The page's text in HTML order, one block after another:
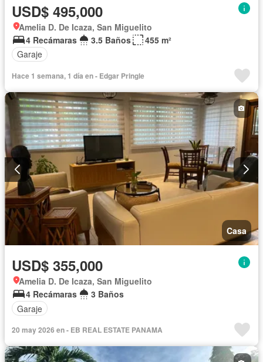
USD$ 495,000
Amelia D. De Icaza, San Miguelito
4 Recámaras
3.5 Baños
455 m²
Garaje
Hace 1 semana, 1 día en - Edgar Pringle
Casa
USD$ 355,000
Amelia D. De Icaza, San Miguelito
4 Recámaras
3 Baños
Garaje
20 may 2026 en - EB REAL ESTATE PANAMA